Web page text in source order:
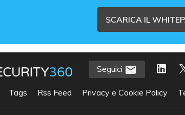
SCARICA IL
Seguici
Tags Rss Feed Privacy e Cookie Policy